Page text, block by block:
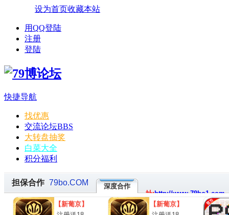
设为首页收藏本站
用QQ登陆
注册
登陆
快捷导航
找优惠
交流论坛BBS
大转盘抽奖
白菜大全
积分福利